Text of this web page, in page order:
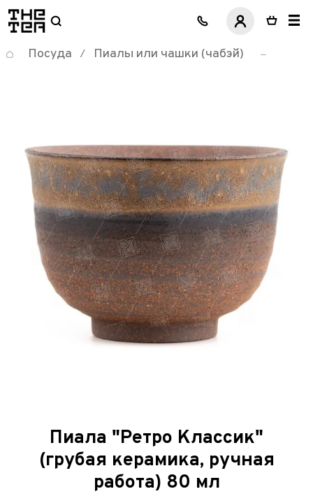
логотип
Посуда / Пиалы или чашки (чабэй)
Пиала "Ретро Классик"
(грубая керамика, ручная
работа) 80 мл